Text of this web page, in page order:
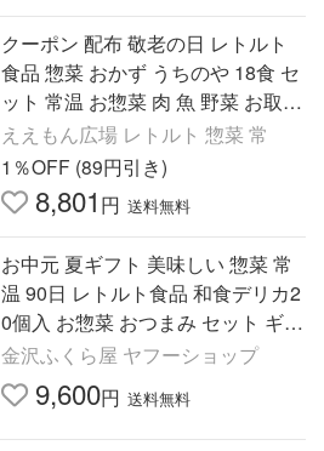
クーポン 配布 敬老の日 レトルト
食品 惣菜 おかず うちのや 18食 セ
ット 常温 お惣菜 肉 魚 野菜 お取り
寄せ グルメ レンジ 保存食 2026 内
祝い お礼 ギフト
ええもん広場 レトルト 惣菜 常
1％OFF (89円引き)
8,801 円 送料無料
お中元 夏ギフト 美味しい 惣菜 常
温 90日 レトルト食品 和食デリカ2
0個入 お惣菜 おつまみ セット ギフ
ト おかず 宅配 レトルト お取り寄
せ 人気 爆買
金沢ふくら屋 ヤフーショップ
9,600円 送料無料